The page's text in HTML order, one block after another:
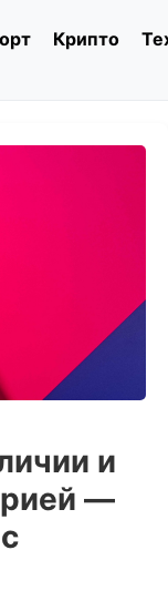
Крипто
и
—